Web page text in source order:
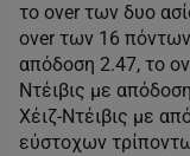
το over των δυο
over των 16 πόντων
απόδοση 2.47, το
Ντέιβις με
Χέιζ-Ντέιβις με
εύστοχων